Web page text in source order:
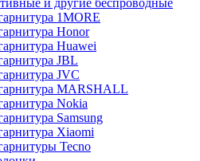
и другие беспроводные
1MORE
Honor
Huawei
JBL
JVC
MARSHALL
Nokia
Samsung
Xiaomi
Tecno